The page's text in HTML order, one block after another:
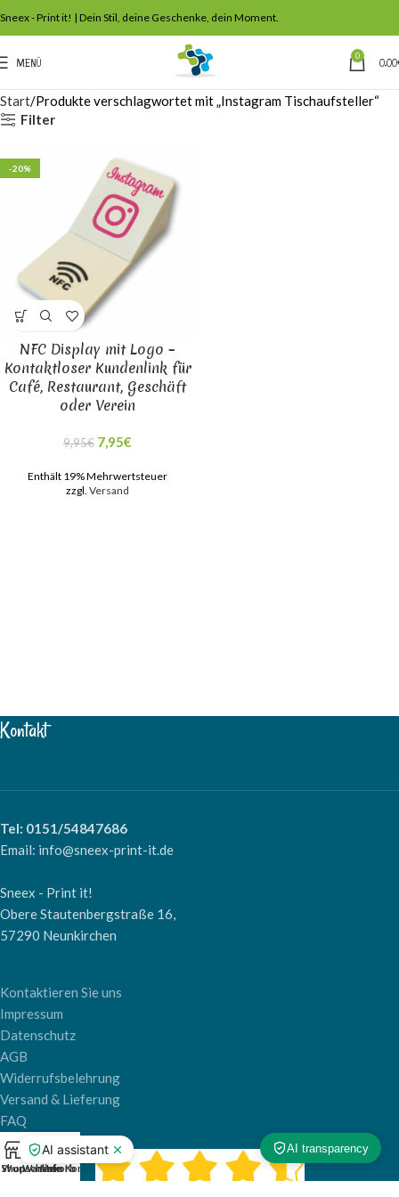
Sneex - Print it! | Dein Stil, deine Geschenke, dein Moment.
MENÜ 0 0,00
Start Produkte verschlagwortet mit „Instagram Tischaufsteller“
Filter
-20%
NFC Display mit Logo –
Kontaktloser Kundenlink für
Café, Restaurant, Geschäft
oder Verein
9,95€ 7,95€
Enthält 19% Mehrwertsteuer
zzgl. Versand
Kontakt
Tel: 0151/54847686
Email: info@sneex-print-it.de
Sneex - Print it!
Obere Stautenbergstraße 16,
57290 Neunkirchen
Kontaktieren Sie uns
Impressum
Datenschutz
AGB
Widerrufsbelehrung
Versand & Lieferung
FAQ
Shop
Wunschliste
0
Warenkorb
Mein Konto